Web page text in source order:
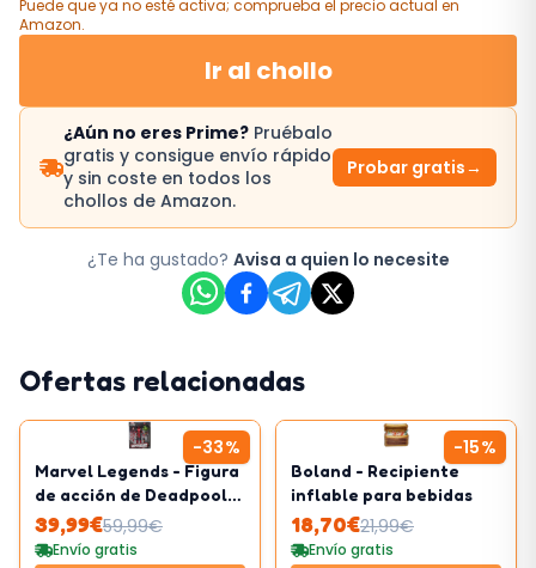
Puede que ya no esté activa; comprueba el precio actual en
Amazon.
Ir al chollo
¿Aún no eres Prime? Pruébalo
gratis y consigue envío rápido
y sin coste en todos los
chollos de Amazon.
Probar gratis→
¿Te ha gustado? Avisa a quien lo necesite
Ofertas relacionadas
-33%
Marvel Legends - Figura
de acción de Deadpool
con Doop
39,99€59,99€
Envío gratis
-15%
Boland - Recipiente
inflable para bebidas
18,70€21,99€
Envío gratis